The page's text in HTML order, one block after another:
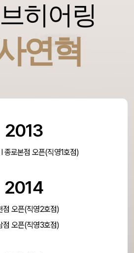
히어링
연혁
2013
종로본점 오픈(직영1호점)
2014
점 오픈(직영2호점)
점 오픈(직영3호점)